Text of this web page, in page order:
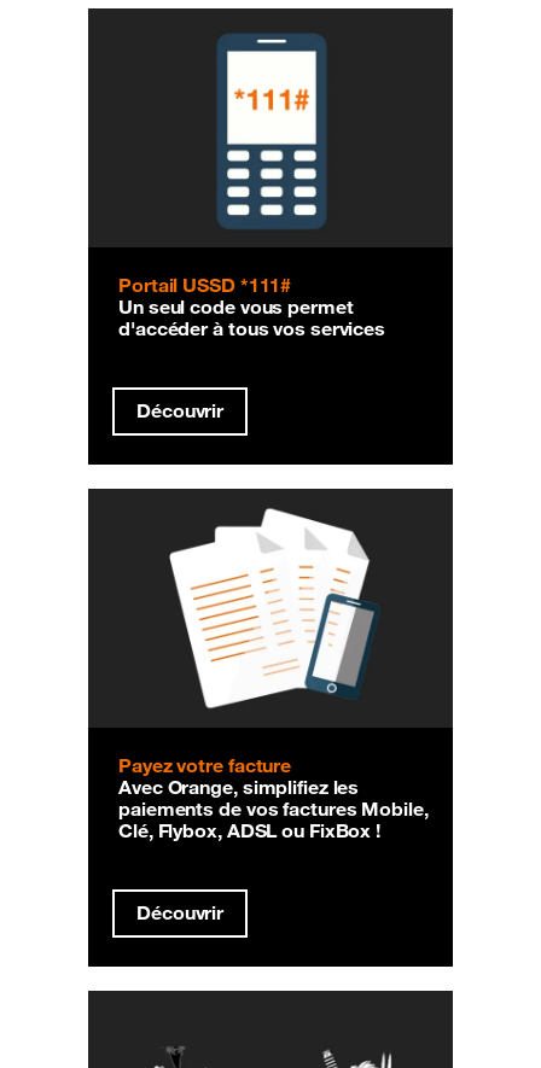
Portail USSD *111#
Un seul code vous permet
d'accéder à tous vos services
Découvrir
Payez votre facture
Avec Orange, simplifiez les
paiements de vos factures Mobile,
Clé, Flybox, ADSL ou FixBox !
Découvrir